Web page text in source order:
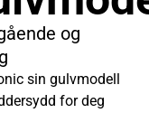
og
sin gulvmodell
for deg